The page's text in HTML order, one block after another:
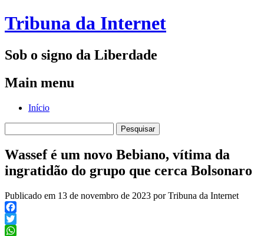
Tribuna da Internet
Sob o signo da Liberdade
Main menu
Skip
Início
por:
Wassef é um novo Bebiano, vítima da
ingratidão do grupo que cerca Bolsonaro
Publicado em 13 de novembro de 2023 por Tribuna da Internet
Facebook
Twitter